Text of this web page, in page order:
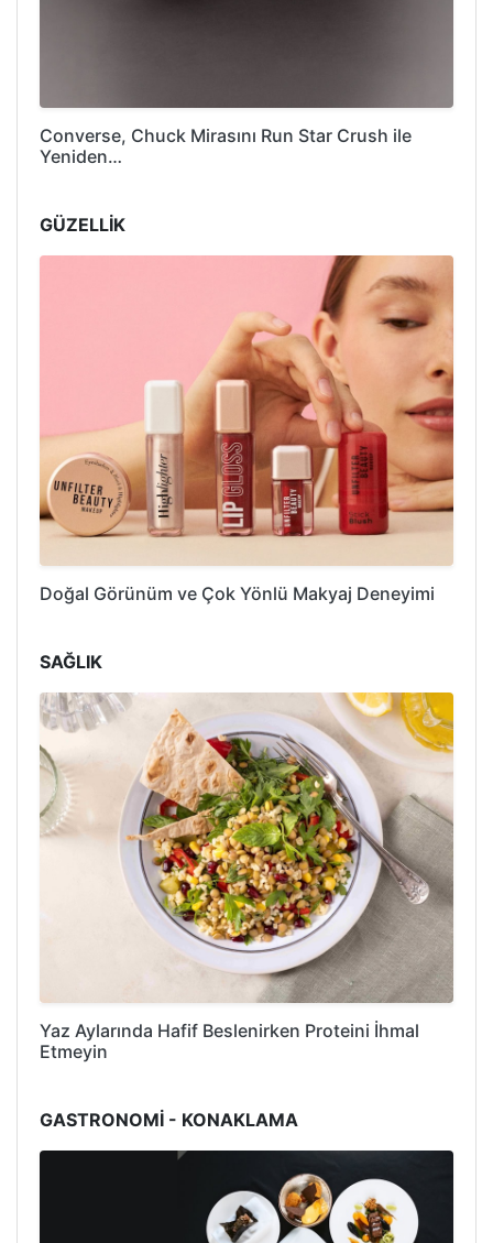
Converse, Chuck Mirasını Run Star Crush ile
Yeniden…
GÜZELLİK
Doğal Görünüm ve Çok Yönlü Makyaj Deneyimi
SAĞLIK
Yaz Aylarında Hafif Beslenirken Proteini İhmal
Etmeyin
GASTRONOMİ - KONAKLAMA